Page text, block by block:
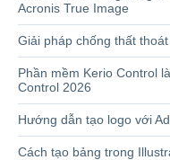
Acronis True Image
Giải pháp chống thất
Phần mềm Kerio Control
Control 2026
Hướng dẫn tạo logo với
Cách tạo bảng trong